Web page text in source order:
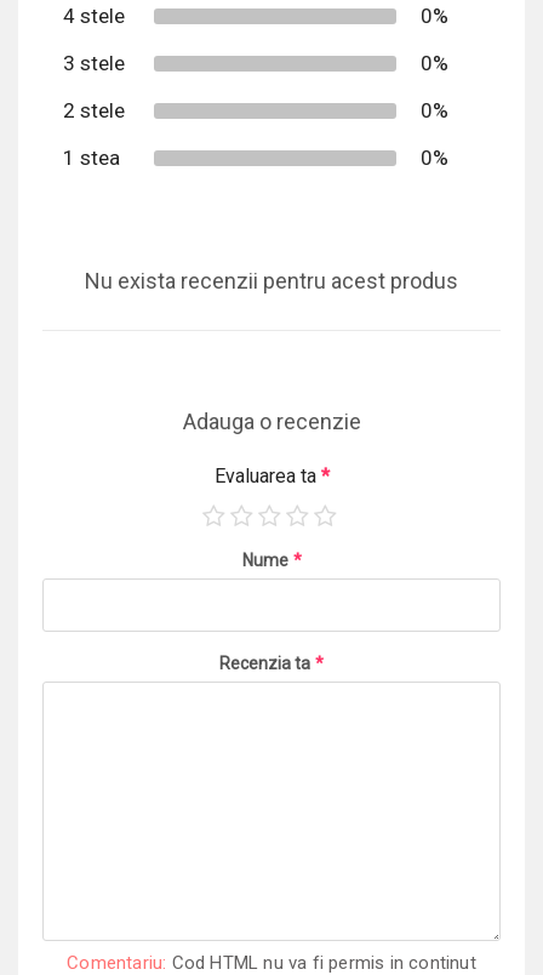
4 stele
0%
3 stele
0%
2 stele
0%
1 stea
0%
Nu exista recenzii pentru acest produs
Adauga o recenzie
Evaluarea ta *
Nume *
Recenzia ta *
Comentariu: Cod HTML nu va fi permis in continut